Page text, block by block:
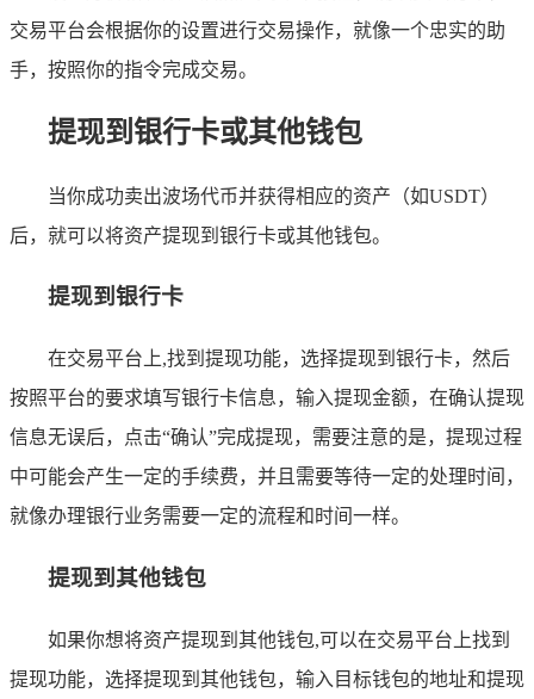
交易平台会根据你的设置进行交易操作，就像一个忠实的助
手，按照你的指令完成交易。
提现到银行卡或其他钱包
当你成功卖出波场代币并获得相应的资产（如USDT）
后，就可以将资产提现到银行卡或其他钱包。
提现到银行卡
在交易平台上,找到提现功能，选择提现到银行卡，然后
按照平台的要求填写银行卡信息，输入提现金额，在确认提现
信息无误后，点击“确认”完成提现，需要注意的是，提现过程
中可能会产生一定的手续费，并且需要等待一定的处理时间，
就像办理银行业务需要一定的流程和时间一样。
提现到其他钱包
如果你想将资产提现到其他钱包,可以在交易平台上找到
提现功能，选择提现到其他钱包，输入目标钱包的地址和提现